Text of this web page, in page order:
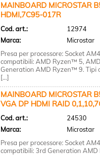
MAINBOARD MICROSTAR
HDMI,7C95-017R
Cod. art.:
12974
Marca:
Microstar
Presa per processore: Socket
compatibili: AMD Ryzen™ 5,
Generation AMD Ryzen™ 9. Tipi
[...]
MAINBOARD MICROSTAR
VGA DP HDMI RAID
Cod. art.:
24530
Marca:
Microstar
Presa per processore: Socket
compatibili: 3rd Generation